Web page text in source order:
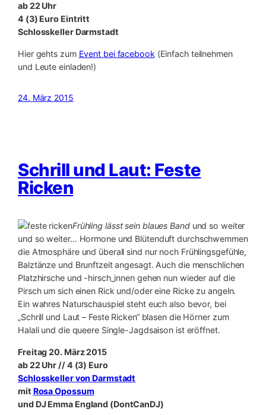
ab 22 Uhr
4 (3) Euro Eintritt
Schlosskeller Darmstadt
Hier gehts zum Event bei facebook (Einfach teilnehmen
und Leute einladen!)
24. März 2015
Schrill und Laut: Feste
Ricken
Frühling lässt sein blaues Bandund so weiter
und so weiter… Hormone und Blütenduft durchschwemmen
die Atmosphäre und überall sind nur noch Frühlingsgefühle,
Balztänze und Brunftzeit angesagt. Auch die menschlichen
Platzhirsche und -hirsch_innen gehen nun wieder auf die
Pirsch um sich einen Rick und/oder eine Ricke zu angeln.
Ein wahres Naturschauspiel steht euch also bevor, bei
„Schrill und Laut – Feste Ricken“ blasen die Hörner zum
Halali und die queere Single-Jagdsaison ist eröffnet.
Freitag 20. März 2015
ab 22 Uhr // 4 (3) Euro
Schlosskeller von Darmstadt
mit Rosa Opossum
und DJ Emma England (DontCanDJ)